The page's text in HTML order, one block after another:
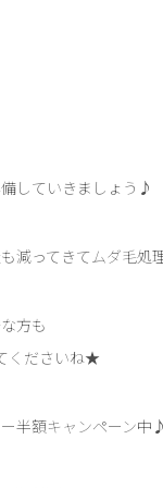
していきましょう♪
減ってきてムダ毛処
方も
くださいね★
半額キャンペーン中♪